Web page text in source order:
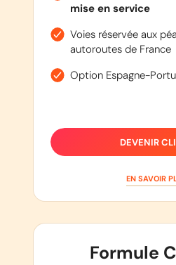
mise en service
Voies réservée aux
autoroutes de France
Option Espagne-
DEVENIR
EN SAVOIR
Formule